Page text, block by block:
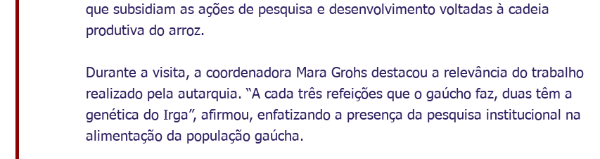
que subsidiam as ações de pesquisa e desenvolvimento voltadas à cadeia
produtiva do arroz.
Durante a visita, a coordenadora Mara Grohs destacou a relevância do trabalho
realizado pela autarquia. “A cada três refeições que o gaúcho faz, duas têm a
genética do Irga”, afirmou, enfatizando a presença da pesquisa institucional na
alimentação da população gaúcha.